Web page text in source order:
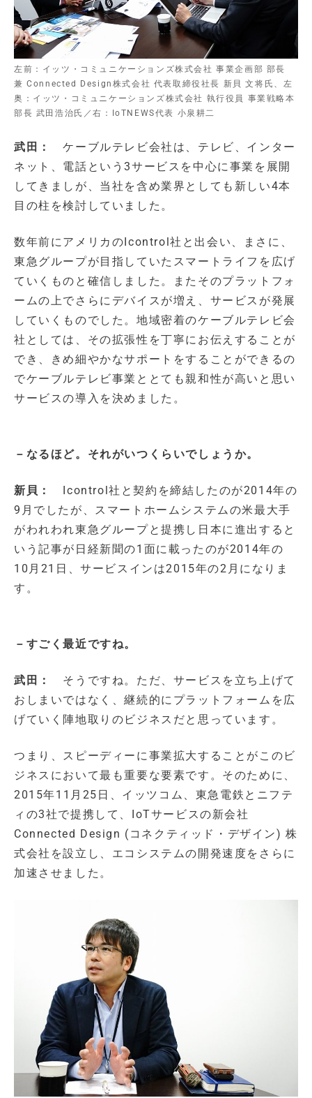
左前：イッツ・コミュニケーションズ株式会社 事業企画部 部長
兼 Connected Design株式会社 代表取締役社長 新貝 文将氏、左
奥：イッツ・コミュニケーションズ株式会社 執行役員 事業戦略本
部長 武田浩治氏／右：IoTNEWS代表 小泉耕二
武田：ケーブルテレビ会社は、テレビ、インター
ネット、電話という3サービスを中心に事業を展開
してきましが、当社を含め業界としても新しい4本
目の柱を検討していました。
数年前にアメリカのIcontrol社と出会い、まさに、
東急グループが目指していたスマートライフを広げ
ていくものと確信しました。またそのプラットフォ
ームの上でさらにデバイスが増え、サービスが発展
していくものでした。地域密着のケーブルテレビ会
社としては、その拡張性を丁寧にお伝えすることが
でき、きめ細やかなサポートをすることができるの
でケーブルテレビ事業ととても親和性が高いと思い
サービスの導入を決めました。
－なるほど。それがいつくらいでしょうか。
新貝：
Icontrol社と契約を締結したのが2014年の
9月でしたが、スマートホームシステムの米最大手
がわれわれ東急グループと提携し日本に進出すると
いう記事が日経新聞の1面に載ったのが2014年の
10月21日、サービスインは2015年の2月になりま
す。
－すごく最近ですね。
武田： そうですね。ただ、サービスを立ち上げて
おしまいではなく、継続的にプラットフォームを広
げていく陣地取りのビジネスだと思っています。
つまり、スピーディーに事業拡大することがこのビ
ジネスにおいて最も重要な要素です。そのために、
2015年11月25日、イッツコム、東急電鉄とニフテ
ィの3社で提携して、IoTサービスの新会社
Connected Design (コネクティッド・デザイン) 株
式会社を設立し、エコシステムの開発速度をさらに
加速させました。